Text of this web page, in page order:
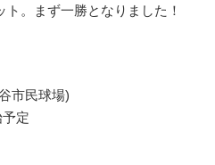
。まず一勝となりました！
市民球場)
定